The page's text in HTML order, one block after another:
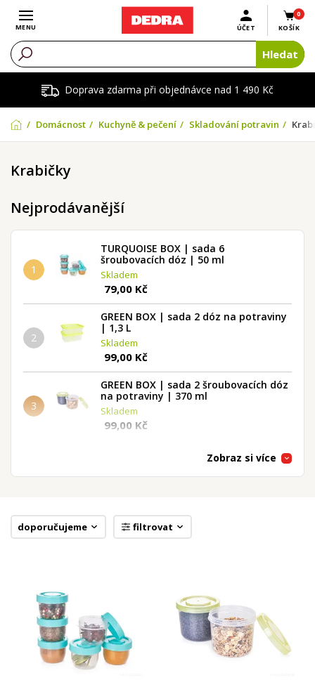
Doprava zdarma při objednávce nad 1 490 Kč
Otevřít menu
MENU
0
KOŠÍK
ÚČET
Hledat
Domácnost Kuchyně & pečení Skladování potravin
Krabičky
Nejprodávanější
1
TURQUOISE BOX | sada 6
šroubovacích dóz | 50 ml
Skladem
79,00 Kč
2
GREEN BOX | sada 2 dóz na potraviny
| 1,3 L
Skladem
99,00 Kč
3
GREEN BOX | sada 2 šroubovacích dóz
na potraviny | 370 ml
Skladem
99,00 Kč
4
DUOBOX | dělená dóza na potraviny
500 ml + 300 ml | obědový box
Skladem
5
GREEN BOX | sada 5 dóz na potraviny
| 250 ml
Zobraz si více
doporučujeme filtrovat